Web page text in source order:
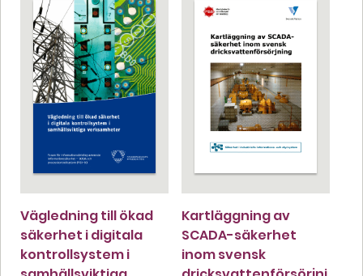
Vägledning till ökad
säkerhet i digitala
kontrollsystem i
Kartläggning av
SCADA-säkerhet
inom svensk